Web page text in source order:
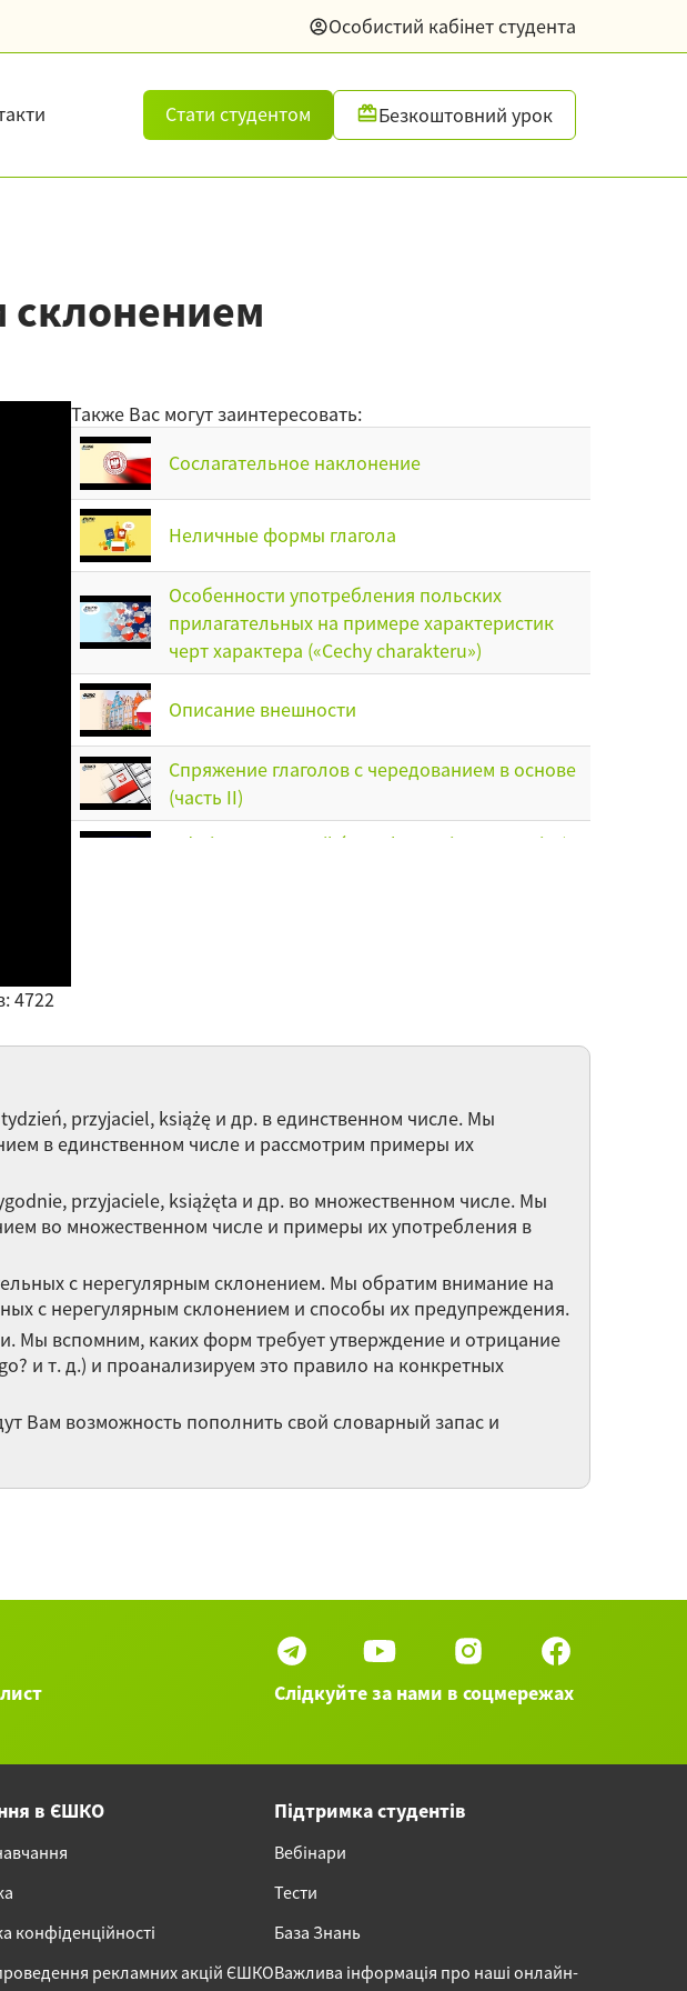
Особистий кабінет студента
Стати студентом Безкоштовний урок
склонением
4722
Также Вас могут заинтересовать:
Сослагательное наклонение
Неличные формы глагола
Особенности употребления польских
прилагательных на примере характеристик
черт характера («Сechy charakteru»)
Описание внешности
Cпряжение глаголов с чередованием в основе
(часть ІІ)
Odmiana czasowników z alternacją w temacie /
Звательный падеж. Обращение в польском
Остальные 49 вебинаров категории Польский язык ►
przyjaciel, książę и др. в единственном числе. Мы
в единственном числе и рассмотрим примеры их
przyjaciele, książęta и др. во множественном числе. Мы
во множественном числе и примеры их употребления в
с нерегулярным склонением. Мы обратим внимание на
с нерегулярным склонением и способы их предупреждения.
Мы вспомним, каких форм требует утверждение и отрицание
и т. д.) и проанализируем это правило на конкретных
Вам возможность пополнить свой словарный запас и
Слідкуйте за нами в соцмережах
в ЄШКО
конфіденційності
рекламних акцій ЄШКО
Підтримка студентів
Вебінари
Тести
База Знань
Важлива інформація про наші онлайн-